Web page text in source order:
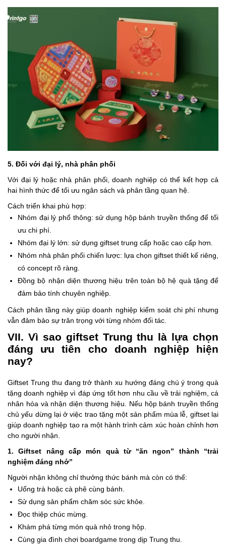
5. Đối với đại lý, nhà phân phối
Với đại lý hoặc nhà phân phối, doanh nghiệp có thể kết hợp cả
hai hình thức để tối ưu ngân sách và phân tầng quan hệ.
Cách triển khai phù hợp:
Nhóm đại lý phổ thông: sử dụng hộp bánh truyền thống để tối
ưu chi phí.
Nhóm đại lý lớn: sử dụng giftset trung cấp hoặc cao cấp hơn.
Nhóm nhà phân phối chiến lược: lựa chọn giftset thiết kế riêng,
có concept rõ ràng.
Đồng bộ nhận diện thương hiệu trên toàn bộ hệ quà tặng để
đảm bảo tính chuyên nghiệp.
Cách phân tầng này giúp doanh nghiệp kiểm soát chi phí nhưng
vẫn đảm bảo sự trân trọng với từng nhóm đối tác.
VII. Vì sao giftset Trung thu là lựa chọn
đáng ưu tiên cho doanh nghiệp hiện
nay?
Giftset Trung thu đang trở thành xu hướng đáng chú ý trong quà
tặng doanh nghiệp vì đáp ứng tốt hơn nhu cầu về trải nghiệm, cá
nhân hóa và nhận diện thương hiệu. Nếu hộp bánh truyền thống
chủ yếu dừng lại ở việc trao tặng một sản phẩm mùa lễ, giftset lại
giúp doanh nghiệp tạo ra một hành trình cảm xúc hoàn chỉnh hơn
cho người nhận.
1. Giftset nâng cấp món quà từ “ăn ngon” thành “trải
nghiệm đáng nhớ”
Người nhận không chỉ thưởng thức bánh mà còn có thể:
Uống trà hoặc cà phê cùng bánh.
Sử dụng sản phẩm chăm sóc sức khỏe.
Đọc thiệp chúc mừng.
Khám phá từng món quà nhỏ trong hộp.
Cùng gia đình chơi boardgame trong dịp Trung thu.